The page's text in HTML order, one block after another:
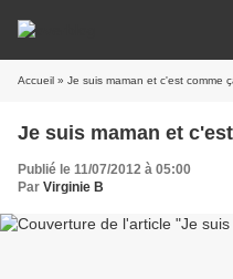
Accueil » Je suis maman et c'est comme
Je suis maman et
Publié le 11/07/2012 à 05:00
Par Virginie B